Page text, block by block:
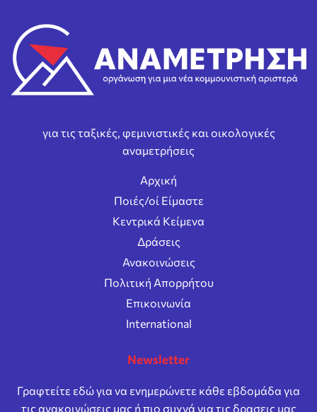
για τις ταξικές, φεμινιστικές και οικολογικές
αναμετρήσεις
Αρχική
Ποιές/οί Είμαστε
Κεντρικά Κείμενα
Δράσεις
Ανακοινώσεις
Πολιτική Απορρήτου
Επικοινωνία
International
Newsletter
Γραφτείτε εδώ για να ενημερώνετε κάθε εβδομάδα για
τις ανακοινώσεις μας ή πιο συχνά για τις δρασεις μας